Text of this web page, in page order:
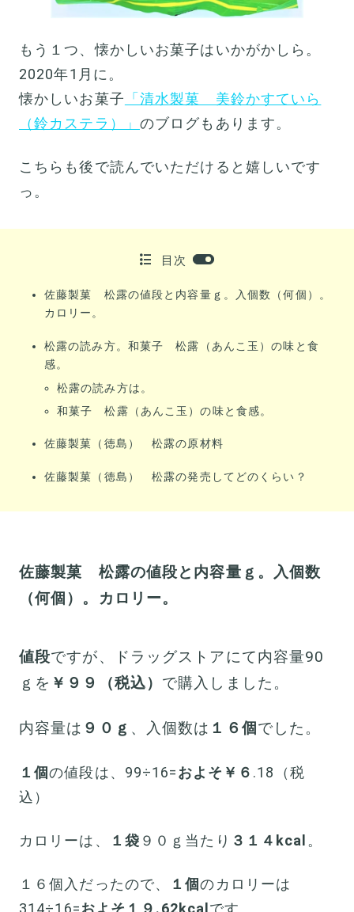
もう１つ、懐かしいお菓子はいかがかしら。
2020年1月に。
懐かしいお菓子 「清水製菓 美鈴かすていら
（鈴カステラ）」 のブログもあります。
こちらも後で読んでいただけると嬉しいです
っ。
目次
佐藤製菓 松露の値段と内容量ｇ。入個数（何個）。
カロリー。
松露の読み方。和菓子 松露（あんこ玉）の味と食
感。
松露の読み方は。
和菓子 松露（あんこ玉）の味と食感。
佐藤製菓（徳島） 松露の原材料
佐藤製菓（徳島） 松露の発売してどのくらい？
佐藤製菓 松露の値段と内容量ｇ。入個数
（何個）。カロリー。
値段ですが、ドラッグストアにて内容量90
ｇを ￥９９（税込） で購入しました。
内容量は ９０ｇ 、入個数は １６個でした。
１個の値段は、99÷16=およそ￥６ .18（税
込）
カロリーは、 １袋 ９０ｇ当たり ３１４kcal 。
１６個入だったので、 １個のカロリーは
314÷16=およそ１９.62kcal です。